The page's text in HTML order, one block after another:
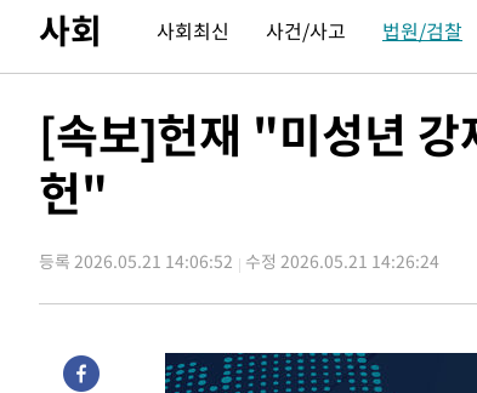
사회 사회최신 사건/사고 법원/검찰
[속보]헌재 "미성년
헌"
등록 2026.05.21 14:06:52 수정 2026.05.21 14:26:24